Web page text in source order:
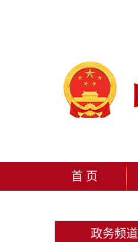
首 页
政务频道